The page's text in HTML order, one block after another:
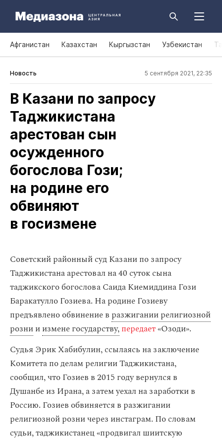
Афганистан Казахстан Кыргызстан Узбекистан
Новость 5 сентября 2021, 22:35
В Казани по запросу
Таджикистана
арестован сын
осужденного
богослова Гози;
на родине его
обвиняют
в госизмене
Советский районный суд Казани по запросу
Таджикистана арестовал на 40 суток сына
таджикского богослова Саида Киемиддина Гози
Баракатулло Гозиева. На родине Гозиеву
предъявлено обвинение в разжигании религиозной
рознииизмене государству,передает«Озоди».
Судья Эрик Хабибулин, ссылаясь на заключение
Комитета по делам религии Таджикистана,
сообщил, что Гозиев в 2015 году вернулся в
Душанбе из Ирана, а затем уехал на заработки в
Россию. Гозиев обвиняется в разжигании
религиозной розни через инстаграм. По словам
судьи, таджикистанец «продвигал шиитскую